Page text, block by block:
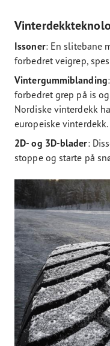
Issoner: En slitebane
forbedret veigrep,
Vintergummiblanding
forbedret grep på is
Nordiske vinterdekk
europeiske vinterdekk.
2D- og 3D-blader:
stoppe og starte på